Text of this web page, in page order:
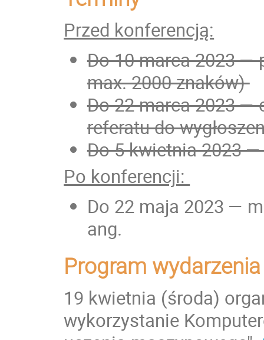
Przed konferencją:
Do 10 marca 2023 —
max. 2000 znaków)
Do 22 marca 2023 —
referatu do
Do 5 kwietnia 2023
Po konferencji:
Do 22 maja 2023 —
ang.
Program wydarzenia
19 kwietnia (środa)
wykorzystanie